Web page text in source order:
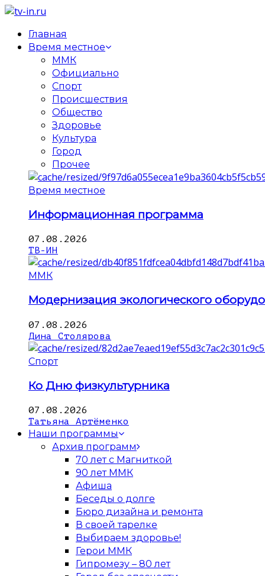
Главная
Время местное
ММК
Официально
Спорт
Происшествия
Общество
Здоровье
Культура
Город
Прочее
Время местное
Информационная программа
07.08.2026
ТВ-ИН
ММК
Модернизация экологического
07.08.2026
Дина Столярова
Спорт
Ко Дню физкультурника
07.08.2026
Татьяна Артёменко
Наши программы
Архив программ
70 лет с Магниткой
90 лет ММК
Афиша
Беседы о долге
Бюро дизайна и ремонта
В своей тарелке
Выбираем здоровье!
Герои ММК
Гипромезу – 80 лет